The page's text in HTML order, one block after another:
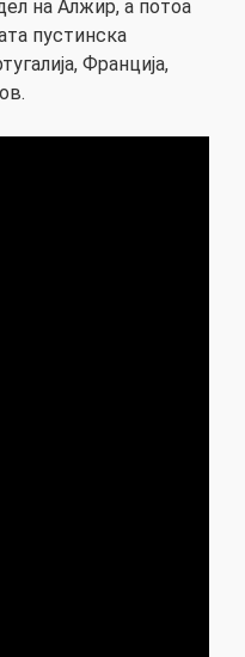
на Алжир, а потоа
пустинска
Франција,